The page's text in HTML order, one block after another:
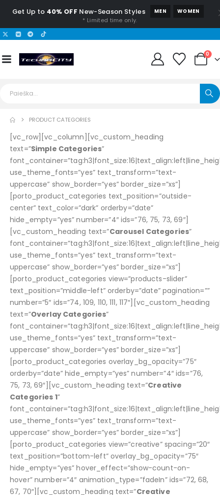
Get Up to 40% OFF New-Season Styles MEN WOMEN
* Limited time only.
0
PRODUCT CATEGORIES
[vc_row][vc_column][vc_custom_heading
text=”Simple Categories”
use_theme_fonts=”yes” text_transform=”text-
uppercase” show_border=”yes” border_size=”xs”]
[porto_product_categories text_position=”outside-
center” text_color=”dark” orderby=”date”
hide_empty=”yes” number=”4″ ids=”76, 75, 73, 69″]
[vc_custom_heading text=”Carousel Categories”
use_theme_fonts=”yes” text_transform=”text-
uppercase” show_border=”yes” border_size=”xs”]
[porto_product_categories view=”products-slider”
text_position=”middle-left” orderby=”date” pagination=””
number=”5″ ids=”74, 109, 110, 111, 117″][vc_custom_heading
text=”Overlay Categories”
use_theme_fonts=”yes” text_transform=”text-
uppercase” show_border=”yes” border_size=”xs”]
[porto_product_categories overlay_bg_opacity=”75″
orderby=”date” hide_empty=”yes” number=”4″ ids=”76,
75, 73, 69″][vc_custom_heading text=”Creative
Categories 1”
use_theme_fonts=”yes” text_transform=”text-
uppercase” show_border=”yes” border_size=”xs”]
[porto_product_categories view=”creative” spacing=”20″
text_position=”bottom-left” overlay_bg_opacity=”75″
hide_empty=”yes” hover_effect=”show-count-on-
hover” number=”4″ animation_type=”fadeIn” ids=”72, 68,
67, 70″][vc_custom_heading text=”Creative